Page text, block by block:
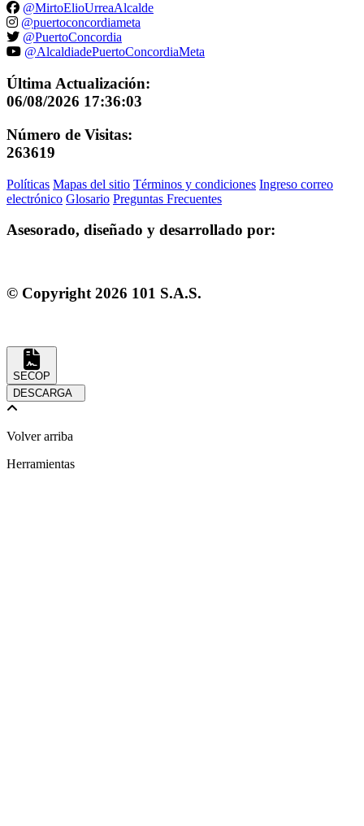
@MirtoElioUrreaAlcalde
@puertoconcordiameta
@PuertoConcordia
@AlcaldiadePuertoConcordiaMeta
Última Actualización:
06/08/2026 17:36:03
Número de Visitas:
263619
Políticas Mapas del sitio Términos y condiciones Ingreso correo
electrónico Glosario Preguntas Frecuentes
Asesorado, diseñado y desarrollado por:
© Copyright 2026 101 S.A.S.
SECOP
DESCARGA
Volver arriba
Herramientas